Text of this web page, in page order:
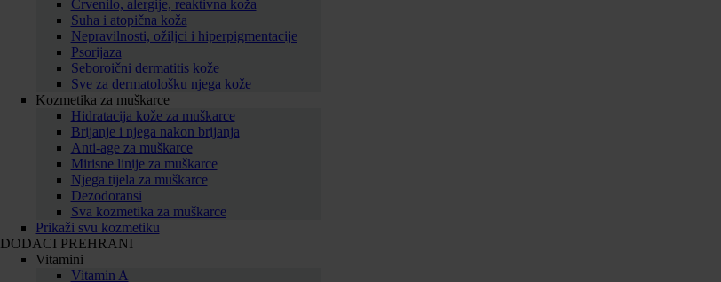
Crvenilo, alergije, reaktivna koža
Suha i atopična koža
Nepravilnosti, ožiljci i hiperpigmentacije
Psorijaza
Seboroični dermatitis kože
Sve za dermatološku njega kože
Kozmetika za muškarce
Hidratacija kože za muškarce
Brijanje i njega nakon brijanja
Anti-age za muškarce
Mirisne linije za muškarce
Njega tijela za muškarce
Dezodoransi
Sva kozmetika za muškarce
Prikaži svu kozmetiku
DODACI PREHRANI
Vitamini
Vitamin A